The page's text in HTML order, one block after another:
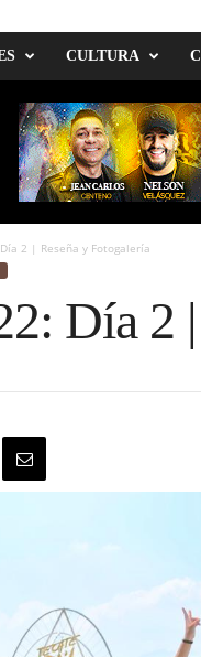
CULTURA
2 | Reseña y Fotogalería
Día 2